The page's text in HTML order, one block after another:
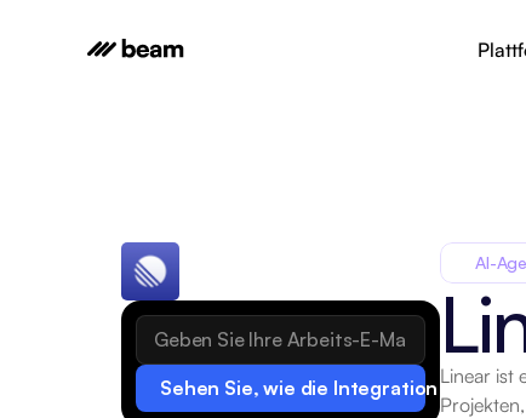
Sehen Sie, wie die Integration
AI-
Linear ist